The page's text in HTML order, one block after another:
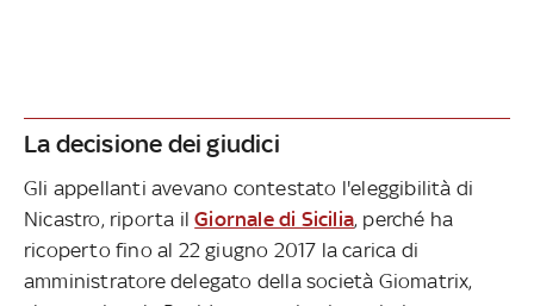
La decisione dei giudici
Gli appellanti avevano contestato l'eleggibilità di
Nicastro, riporta ilGiornale di Sicilia, perché ha
ricoperto fino al 22 giugno 2017 la carica di
amministratore delegato della società Giomatrix,